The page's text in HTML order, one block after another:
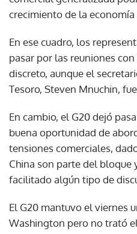
crecimiento de la economía
En ese cuadro, los
pasar por las reuniones
discreto, aunque el
Tesoro, Steven Mnuchin,
En cambio, el G20 dejó
buena oportunidad de
tensiones comerciales,
China son parte del bloque
facilitado algún tipo de
El G20 mantuvo el viernes
Washington pero no trató